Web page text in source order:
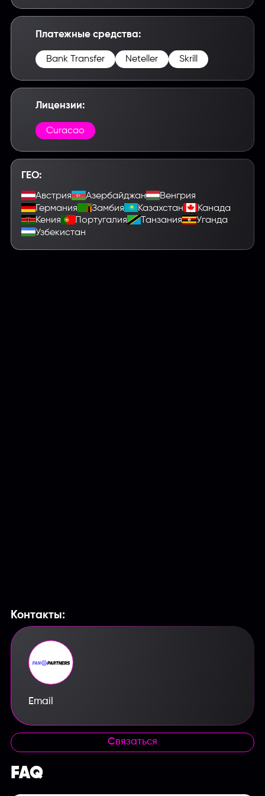
Введите название партнерки,
сервиса,команды и т.п.
Платежные средства:
Bank Transfer Neteller Skrill
Лицензии:
Curacao
ГЕО:
Австрия Азербайджан
Венгрия
Германия
Замбия Казахстан
Канада
Кения
Португалия Танзания
Уганда
Узбекистан
Контакты:
Email
Связаться
FAQ